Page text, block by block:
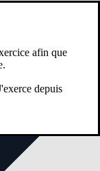
afin que
depuis